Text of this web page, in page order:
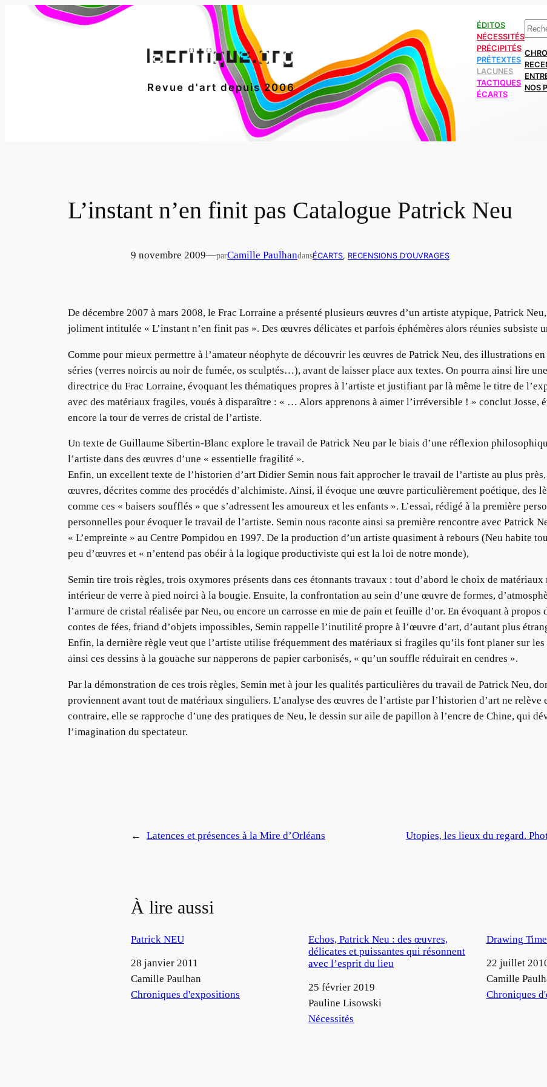
Revue d'art depuis 2006
ÉDITOS
NÉCESSITÉS
PRÉCIPITÉS
PRÉTEXTES
LACUNES
TACTIQUES
ÉCARTS
NOS
L’instant n’en finit pas Catalogue Patrick Neu
9 novembre 2009—parCamille PaulhandansÉCARTS, RECENSIONS D’OUVRAGES
De décembre 2007 à mars 2008, le Frac Lorraine a présenté plusieurs œuvres d’un artiste atypique, Patrick
joliment intitulée « L’instant n’en finit pas ». Des œuvres délicates et parfois éphémères alors réunies subsiste
Comme pour mieux permettre à l’amateur néophyte de découvrir les œuvres de Patrick Neu, des illustrations en
séries (verres noircis au noir de fumée, os sculptés…), avant de laisser place aux textes. On pourra ainsi lire
directrice du Frac Lorraine, évoquant les thématiques propres à l’artiste et justifiant par là même le titre de
avec des matériaux fragiles, voués à disparaître : « … Alors apprenons à aimer l’irréversible ! » conclut Josse,
encore la tour de verres de cristal de l’artiste.
Un texte de Guillaume Sibertin-Blanc explore le travail de Patrick Neu par le biais d’une réflexion
l’artiste dans des œuvres d’une « essentielle fragilité ».
Enfin, un excellent texte de l’historien d’art Didier Semin nous fait approcher le travail de l’artiste au plus
œuvres, décrites comme des procédés d’alchimiste. Ainsi, il évoque une œuvre particulièrement poétique, des
comme ces « baisers soufflés » que s’adressent les amoureux et les enfants ». L’essai, rédigé à la première
personnelles pour évoquer le travail de l’artiste. Semin nous raconte ainsi sa première rencontre avec Patrick
« L’empreinte » au Centre Pompidou en 1997. De la production d’un artiste quasiment à rebours (Neu habite
peu d’œuvres et « n’entend pas obéir à la logique productiviste qui est la loi de notre monde),
Semin tire trois règles, trois oxymores présents dans ces étonnants travaux : tout d’abord le choix de
intérieur de verre à pied noirci à la bougie. Ensuite, la confrontation au sein d’une œuvre de formes,
l’armure de cristal réalisée par Neu, ou encore un carrosse en mie de pain et feuille d’or. En évoquant à propos
contes de fées, friand d’objets impossibles, Semin rappelle l’inutilité propre à l’œuvre d’art, d’autant plus
Enfin, la dernière règle veut que l’artiste utilise fréquemment des matériaux si fragiles qu’ils font planer sur
ainsi ces dessins à la gouache sur napperons de papier carbonisés, « qu’un souffle réduirait en cendres ».
Par la démonstration de ces trois règles, Semin met à jour les qualités particulières du travail de Patrick Neu,
proviennent avant tout de matériaux singuliers. L’analyse des œuvres de l’artiste par l’historien d’art ne relève
contraire, elle se rapproche d’une des pratiques de Neu, le dessin sur aile de papillon à l’encre de Chine, qui
l’imagination du spectateur.
← Latences et présences à la Mire d’Orléans Utopies, les lieux du regard.
À lire aussi
Patrick NEU
Date
28 janvier 2011
Auteur
Camille Paulhan
Par rapport à
Chroniques d'expositions
Echos, Patrick Neu : des œuvres,
délicates et puissantes qui résonnent
avec l’esprit du lieu
Date
25 février 2019
Auteur
Pauline Lisowski
Par rapport à
Nécessités
Drawing
Date
22 juillet
Auteur
Camille
Par rapport à
Chroniques